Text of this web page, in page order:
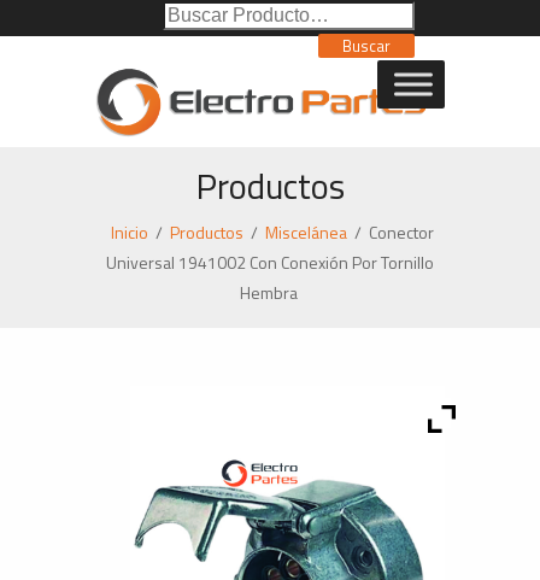
Buscar
Poducto:
Buscar
Productos
Inicio / Productos / Miscelánea / Conector
Universal 1941002 Con Conexión Por Tornillo
Hembra